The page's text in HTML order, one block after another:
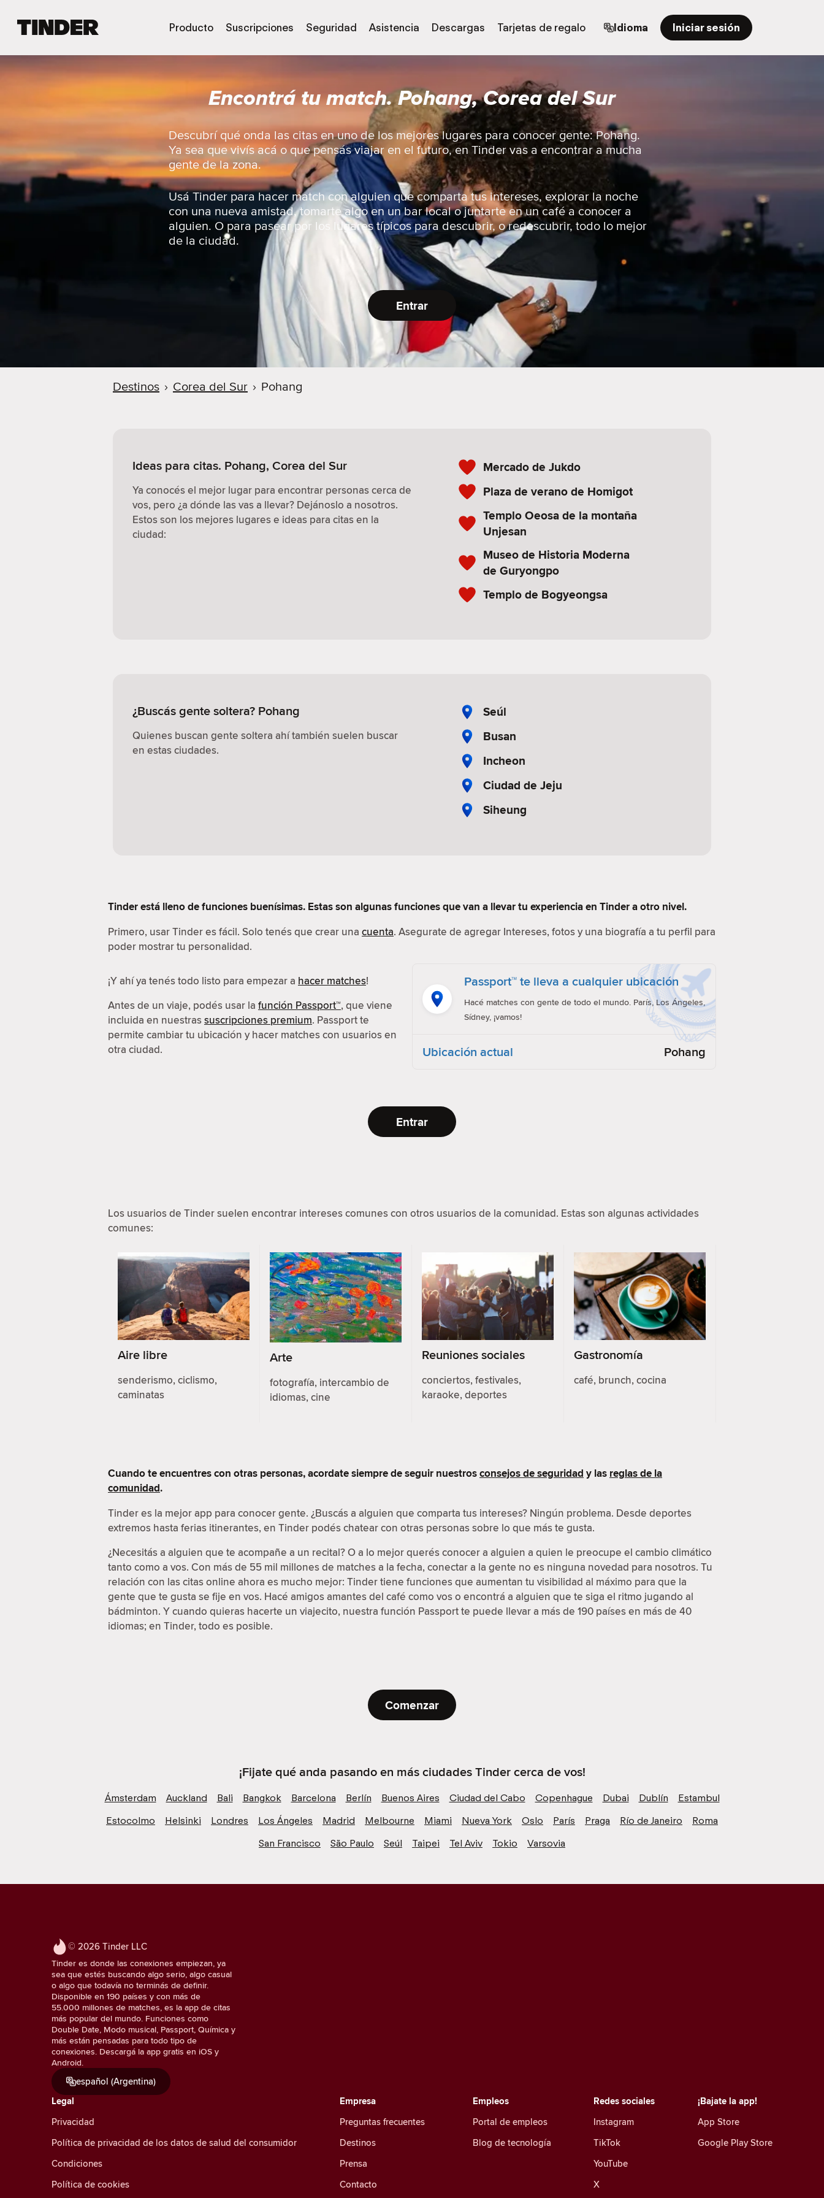
i
n
d
e
Producto Suscripciones Seguridad Asistencia Descargas Tarjetas de regalo Idioma Iniciar sesión
Encontrá tu match. Pohang, Corea del Sur
Descubrí qué onda las citas en uno de los mejores lugares para conocer gente: Pohang.
Ya sea que vivís acá o que pensás viajar en el futuro, en Tinder vas a encontrar a mucha
gente de la zona.
Usá Tinder para hacer match con alguien que comparta tus intereses, explorar la noche
con una nueva amistad, tomarte algo en un bar local o juntarte en un café a conocer a
alguien. O para pasear por los lugares típicos para descubrir, o redescubrir, todo lo mejor
de la ciudad.
Entrar
Destinos › Corea del Sur › Pohang
Ideas para citas. Pohang, Corea del Sur
Ya conocés el mejor lugar para encontrar personas cerca de
vos, pero ¿a dónde las vas a llevar? Dejánoslo a nosotros.
Estos son los mejores lugares e ideas para citas en la
ciudad:
Mercado de Jukdo
Plaza de verano de Homigot
Templo Oeosa de la montaña
Unjesan
Museo de Historia Moderna
de Guryongpo
Templo de Bogyeongsa
¿Buscás gente soltera? Pohang
Quienes buscan gente soltera ahí también suelen buscar
en estas ciudades.
Seúl
Busan
Incheon
Ciudad de Jeju
Siheung
Tinder está lleno de funciones buenísimas. Estas son algunas funciones que van a llevar tu experiencia en Tinder a otro nivel.
Primero, usar Tinder es fácil. Solo tenés que crear una cuenta. Asegurate de agregar Intereses, fotos y una biografía a tu perfil para
poder mostrar tu personalidad.
¡Y ahí ya tenés todo listo para empezar a hacer matches!
Antes de un viaje, podés usar la función Passport™, que viene
incluida en nuestrassuscripciones premium. Passport te
permite cambiar tu ubicación y hacer matches con usuarios en
otra ciudad.
Passport™ te lleva a cualquier ubicación
Hacé matches con gente de todo el mundo. París, Los Ángeles,
Sídney, ¡vamos!
Ubicación actual Pohang
Entrar
Los usuarios de Tinder suelen encontrar intereses comunes con otros usuarios de la comunidad. Estas son algunas actividades
comunes:
Aire libre
senderismo, ciclismo,
caminatas
Arte
fotografía, intercambio de
idiomas, cine
Reuniones sociales
conciertos, festivales,
karaoke, deportes
Gastronomía
café, brunch, cocina
Cuando te encuentres con otras personas, acordate siempre de seguir nuestrosconsejos de seguridad y las reglas de la
comunidad.
Tinder es la mejor app para conocer gente. ¿Buscás a alguien que comparta tus intereses? Ningún problema. Desde deportes
extremos hasta ferias itinerantes, en Tinder podés chatear con otras personas sobre lo que más te gusta.
¿Necesitás a alguien que te acompañe a un recital? O a lo mejor querés conocer a alguien a quien le preocupe el cambio climático
tanto como a vos. Con más de 55 mil millones de matches a la fecha, conectar a la gente no es ninguna novedad para nosotros. Tu
relación con las citas online ahora es mucho mejor: Tinder tiene funciones que aumentan tu visibilidad al máximo para que la
gente que te gusta se fije en vos. Hacé amigos amantes del café como vos o encontrá a alguien que te siga el ritmo jugando al
bádminton. Y cuando quieras hacerte un viajecito, nuestra función Passport te puede llevar a más de 190 países en más de 40
idiomas; en Tinder, todo es posible.
Comenzar
¡Fijate qué anda pasando en más ciudades Tinder cerca de vos!
Ámsterdam Auckland Bali Bangkok Barcelona Berlín Buenos Aires Ciudad del Cabo Copenhague Dubai Dublín
Estambul
Estocolmo
Helsinki Londres Los Ángeles Madrid Melbourne Miami Nueva York Oslo París Praga Río de Janeiro
Roma
San Francisco
São Paulo Seúl Taipei Tel Aviv Tokio Varsovia
© 2026 Tinder LLC
Tinder es donde las conexiones empiezan, ya
sea que estés buscando algo serio, algo casual
o algo que todavía no terminás de definir.
Disponible en 190 países y con más de
55.000 millones de matches, es la app de citas
más popular del mundo. Funciones como
Double Date, Modo musical, Passport, Química y
más están pensadas para todo tipo de
conexiones. Descargá la app gratis en iOS y
Android.
español (Argentina)
Redes sociales
Instagram
TikTok
YouTube
X
Legal
Privacidad
Política de privacidad de los datos de salud del consumidor
Condiciones
Política de cookies
Empleos
Portal de empleos
Blog de tecnología
Empresa
Preguntas frecuentes
Destinos
Prensa
Contacto
¡Bajate la app!
App Store
Google Play Store